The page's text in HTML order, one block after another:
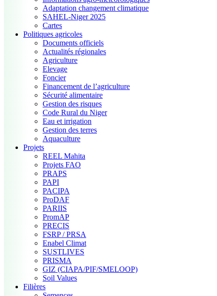
Adaptation changement climatique
SAHEL-Niger 2025
Cartes
Politiques agricoles
Documents officiels
Actualités régionales
Agriculture
Elevage
Foncier
Financement de l’agriculture
Sécurité alimentaire
Gestion des risques
Code Rural du Niger
Eau et irrigation
Gestion des terres
Aquaculture
Projets
REEL Mahita
Projets FAO
PRAPS
PAPI
PACIPA
ProDAF
PARIIS
PromAP
PRECIS
FSRP / PRSA
Enabel Climat
SUSTLIVES
PRISMA
GIZ (CIAPA/PIF/SMELOOP)
Soil Values
Filières